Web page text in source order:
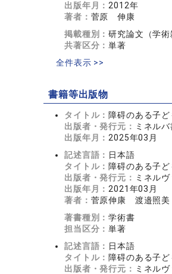
出版年月： 2012年
著者： 菅原 伸康
掲載種別：研究論文（学術
共著区分：単著
全件表示 >>
書籍等出版物
タイトル： 障碍のある子
出版者・発行元： ミネル
出版年月： 2025年03月
記述言語： 日本語
タイトル： 障碍のある子
出版者・発行元： ミネル
出版年月： 2021年03月
著者： 菅原伸康 渡邉照美
著書種別：学術書
担当区分：単著
記述言語： 日本語
タイトル： 障碍のある子
出版者・発行元： ミネル